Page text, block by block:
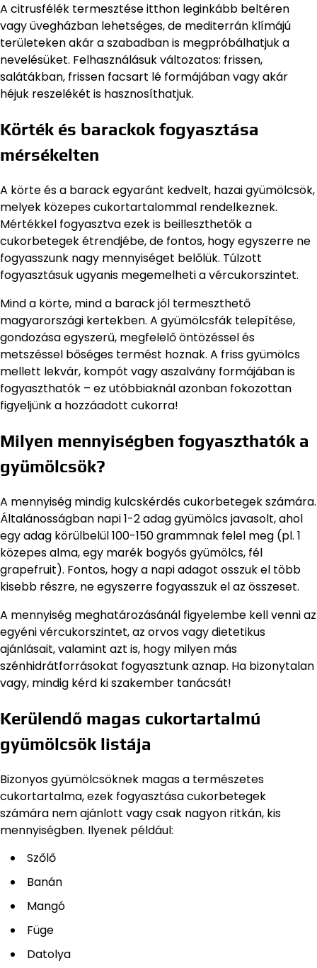
A citrusfélék termesztése itthon leginkább beltéren
vagy üvegházban lehetséges, de mediterrán klímájú
területeken akár a szabadban is megpróbálhatjuk a
nevelésüket. Felhasználásuk változatos: frissen,
salátákban, frissen facsart lé formájában vagy akár
héjuk reszelékét is hasznosíthatjuk.
Körték és barackok fogyasztása
mérsékelten
A körte és a barack egyaránt kedvelt, hazai gyümölcsök,
melyek közepes cukortartalommal rendelkeznek.
Mértékkel fogyasztva ezek is beilleszthetők a
cukorbetegek étrendjébe, de fontos, hogy egyszerre ne
fogyasszunk nagy mennyiséget belőlük. Túlzott
fogyasztásuk ugyanis megemelheti a vércukorszintet.
Mind a körte, mind a barack jól termeszthető
magyarországi kertekben. A gyümölcsfák telepítése,
gondozása egyszerű, megfelelő öntözéssel és
metszéssel bőséges termést hoznak. A friss gyümölcs
mellett lekvár, kompót vagy aszalvány formájában is
fogyaszthatók – ez utóbbiaknál azonban fokozottan
figyeljünk a hozzáadott cukorra!
Milyen mennyiségben fogyaszthatók a
gyümölcsök?
A mennyiség mindig kulcskérdés cukorbetegek számára.
Általánosságban napi 1-2 adag gyümölcs javasolt, ahol
egy adag körülbelül 100-150 grammnak felel meg (pl. 1
közepes alma, egy marék bogyós gyümölcs, fél
grapefruit). Fontos, hogy a napi adagot osszuk el több
kisebb részre, ne egyszerre fogyasszuk el az összeset.
A mennyiség meghatározásánál figyelembe kell venni az
egyéni vércukorszintet, az orvos vagy dietetikus
ajánlásait, valamint azt is, hogy milyen más
szénhidrátforrásokat fogyasztunk aznap. Ha bizonytalan
vagy, mindig kérd ki szakember tanácsát!
Kerülendő magas cukortartalmú
gyümölcsök listája
Bizonyos gyümölcsöknek magas a természetes
cukortartalma, ezek fogyasztása cukorbetegek
számára nem ajánlott vagy csak nagyon ritkán, kis
mennyiségben. Ilyenek például:
Szőlő
Banán
Mangó
Füge
Datolya